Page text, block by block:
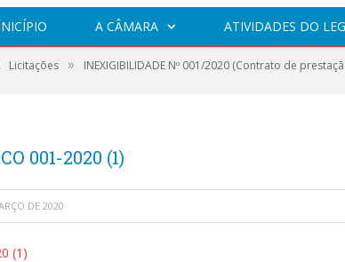
A CÂMARA ATIVIDADES DO
Licitações » INEXIGIBILIDADE Nº 001/2020 (Contrato de
001-2020 (1)
DE 2020
(1)